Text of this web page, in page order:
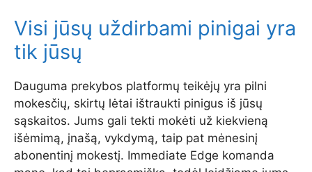
Visi jūsų uždirbami pinigai yra
tik jūsų
Dauguma prekybos platformų teikėjų yra pilni
mokesčių, skirtų lėtai ištraukti pinigus iš jūsų
sąskaitos. Jums gali tekti mokėti už kiekvieną
išėmimą, įnašą, vykdymą, taip pat mėnesinį
abonentinį mokestį. Immediate Edge komanda